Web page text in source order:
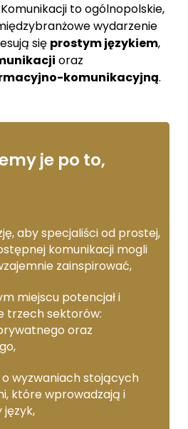
to ogólnopolskie,
wydarzenie
się prostym językiem,
oraz
komunikacyjną.
je po to,
aby specjaliści od prostej,
komunikacji mogli
zainspirować,
miejscu potencjał i
trzech sektorów:
oraz
wyzwaniach stojących
które wprowadzają i